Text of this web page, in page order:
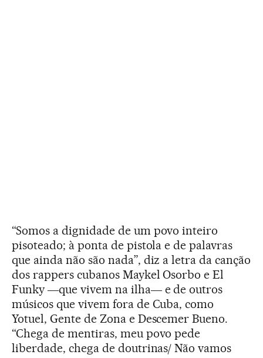
“Somos a dignidade de um povo inteiro
pisoteado; à ponta de pistola e de palavras
que ainda não são nada”, diz a letra da canção
dos rappers cubanos Maykel Osorbo e El
Funky ―que vivem na ilha― e de outros
músicos que vivem fora de Cuba, como
Yotuel, Gente de Zona e Descemer Bueno.
“Chega de mentiras, meu povo pede
liberdade, chega de doutrinas/ Não vamos